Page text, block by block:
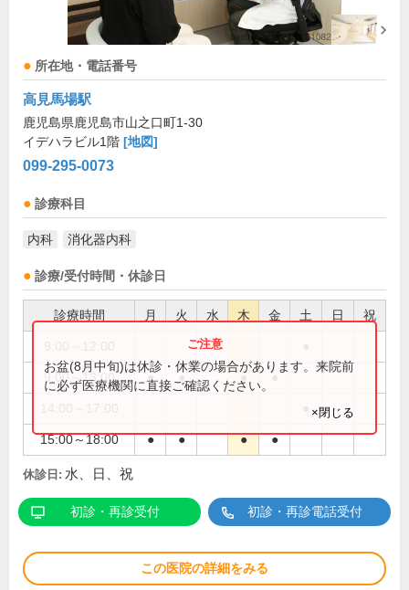
所在地・電話番号
高見馬場駅
鹿児島県鹿児島市山之口町1-30
イデハラビル1階 [地図]
099-295-0073
診療科目
内科 消化器内科
診療/受付時間・休診日
診療時間 月 火 水 木 金 土 日 祝
9:00～13:00 ● ● ● ●
15:00～18:00 ● ● ● ●
お盆(8月中旬)は休診・休業の場合があります。来院前
に必ず医療機関に直接ご確認ください。
×閉じる
休診日: 水、日、祝
初診・再診受付 初診・再診電話受付
この医院の詳細をみる